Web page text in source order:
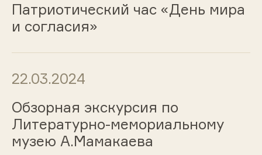
Патриотический час «День мира
и согласия»
22.03.2024
Обзорная экскурсия по
Литературно-мемориальному
музею А.Мамакаева